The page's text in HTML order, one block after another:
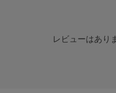
レビューはあり